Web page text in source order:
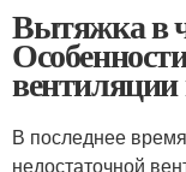
Вытяжка в
вентиляции
В последнее
недостаточной